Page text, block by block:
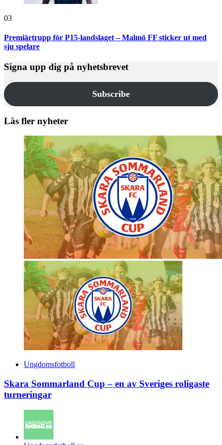
03
Premiärtrupp för P15-landslaget – Malmö FF sticker ut med
sju spelare
Signa upp dig på nyhetsbrevet
Subscribe
Läs fler nyheter
Ungdomsfotboll
Skara Sommarland Cup – en av Sveriges roligaste
turneringar